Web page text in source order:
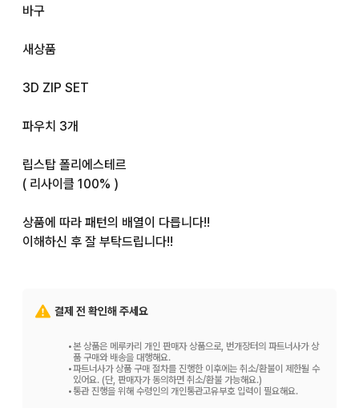
바구
새상품
3D ZIP SET
파우치 3개
립스탑 폴리에스테르
( 리사이클 100% )
상품에 따라 패턴의 배열이 다릅니다!!
이해하신 후 잘 부탁드립니다!!
결제 전 확인해 주세요
•본 상품은 메루카리 개인 판매자 상품으로, 번개장터의 파트너사가 상
품 구매와 배송을 대행해요.
•파트너사가 상품 구매 절차를 진행한 이후에는 취소/환불이 제한될 수
있어요. (단, 판매자가 동의하면 취소/환불 가능해요.)
•통관 진행을 위해 수령인의 개인통관고유부호 입력이 필요해요.